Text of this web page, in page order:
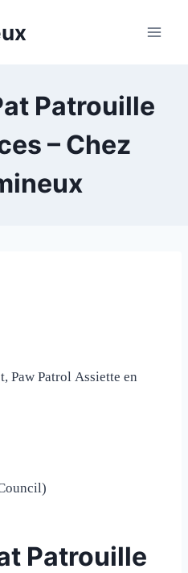
Patrouille
– Chez
Paw Patrol Assiette en
)
Patrouille